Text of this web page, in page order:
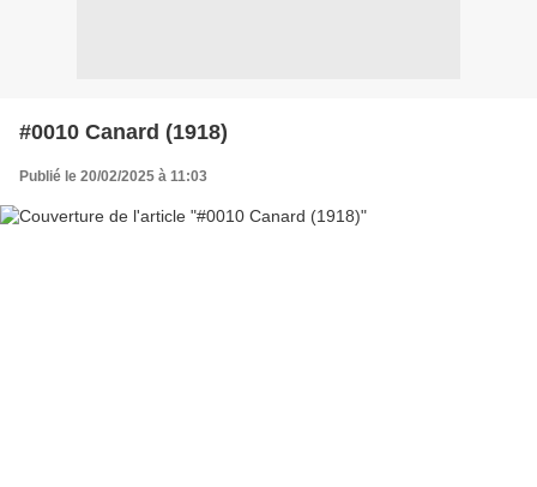
#0010 Canard (1918)
Publié le 20/02/2025 à 11:03